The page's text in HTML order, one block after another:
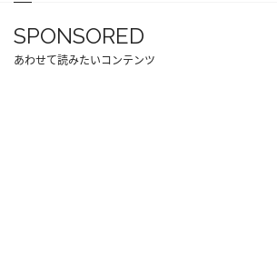
SPONSORED
あわせて読みたいコンテンツ